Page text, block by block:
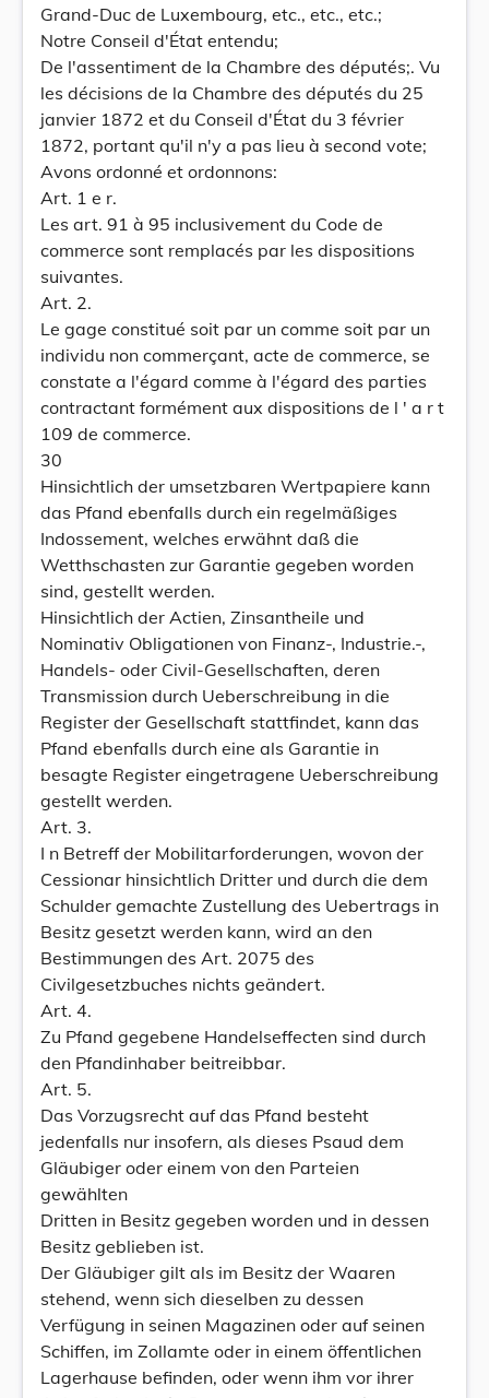
Grand-Duc de Luxembourg, etc., etc., etc.;
Notre Conseil d'État entendu;
De l'assentiment de la Chambre des députés;. Vu
les décisions de la Chambre des députés du 25
janvier 1872 et du Conseil d'État du 3 février
1872, portant qu'il n'y a pas lieu à second vote;
Avons ordonné et ordonnons:
Art. 1 e r.
Les art. 91 à 95 inclusivement du Code de
commerce sont remplacés par les dispositions
suivantes.
Art. 2.
Le gage constitué soit par un comme soit par un
individu non commerçant, acte de commerce, se
constate a l'égard comme à l'égard des parties
contractant formément aux dispositions de l ' a r t
109 de commerce.
30
Hinsichtlich der umsetzbaren Wertpapiere kann
das Pfand ebenfalls durch ein regelmäßiges
Indossement, welches erwähnt daß die
Wetthschasten zur Garantie gegeben worden
sind, gestellt werden.
Hinsichtlich der Actien, Zinsantheile und
Nominativ Obligationen von Finanz-, Industrie.-,
Handels- oder Civil-Gesellschaften, deren
Transmission durch Ueberschreibung in die
Register der Gesellschaft stattfindet, kann das
Pfand ebenfalls durch eine als Garantie in
besagte Register eingetragene Ueberschreibung
gestellt werden.
Art. 3.
I n Betreff der Mobilitarforderungen, wovon der
Cessionar hinsichtlich Dritter und durch die dem
Schulder gemachte Zustellung des Uebertrags in
Besitz gesetzt werden kann, wird an den
Bestimmungen des Art. 2075 des
Civilgesetzbuches nichts geändert.
Art. 4.
Zu Pfand gegebene Handelseffecten sind durch
den Pfandinhaber beitreibbar.
Art. 5.
Das Vorzugsrecht auf das Pfand besteht
jedenfalls nur insofern, als dieses Psaud dem
Gläubiger oder einem von den Parteien
gewählten
Dritten in Besitz gegeben worden und in dessen
Besitz geblieben ist.
Der Gläubiger gilt als im Besitz der Waaren
stehend, wenn sich dieselben zu dessen
Verfügung in seinen Magazinen oder auf seinen
Schiffen, im Zollamte oder in einem öffentlichen
Lagerhause befinden, oder wenn ihm vor ihrer